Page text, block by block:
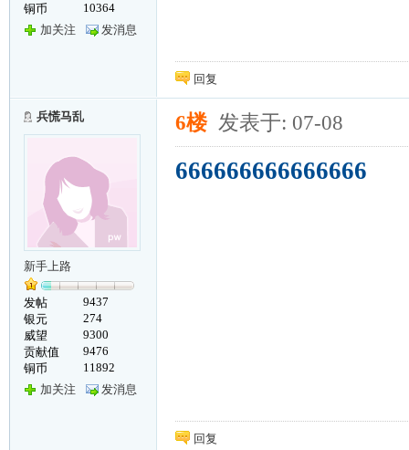
铜币
10364
加关注
发消息
回复
兵慌马乱
新手上路
发帖
9437
银元
274
威望
9300
贡献值
9476
铜币
11892
加关注
发消息
6楼 发表于: 07-08
666666666666666
回复